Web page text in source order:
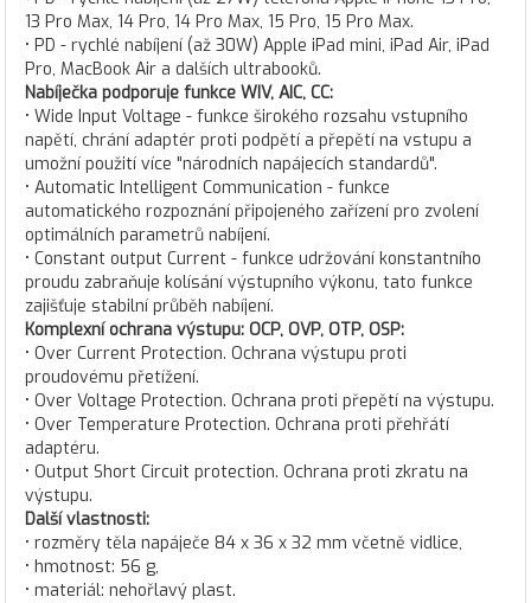
13 Pro Max, 14 Pro, 14 Pro Max, 15 Pro, 15 Pro Max.
• PD - rychlé nabíjení (až 30W) Apple iPad mini, iPad Air, iPad
Pro, MacBook Air a dalších ultrabooků.
Nabíječka podporuje funkce WIV, AIC, CC:
• Wide Input Voltage - funkce širokého rozsahu vstupního
napětí, chrání adaptér proti podpětí a přepětí na vstupu a
umožní použití více "národních napájecích standardů".
• Automatic Intelligent Communication - funkce
automatického rozpoznání připojeného zařízení pro zvolení
optimálních parametrů nabíjení.
• Constant output Current - funkce udržování konstantního
proudu zabraňuje kolísání výstupního výkonu, tato funkce
zajišťuje stabilní průběh nabíjení.
Komplexní ochrana výstupu: OCP, OVP, OTP, OSP:
• Over Current Protection. Ochrana výstupu proti
proudovému přetížení.
• Over Voltage Protection. Ochrana proti přepětí na výstupu.
• Over Temperature Protection. Ochrana proti přehřátí
adaptéru.
• Output Short Circuit protection. Ochrana proti zkratu na
výstupu.
Další vlastnosti:
• rozměry těla napáječe 84 x 36 x 32 mm včetně vidlice,
• hmotnost: 56 g,
• materiál: nehořlavý plast.